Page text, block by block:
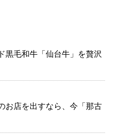
黒毛和牛「仙台牛」を贅沢
お店を出すなら、今「那古